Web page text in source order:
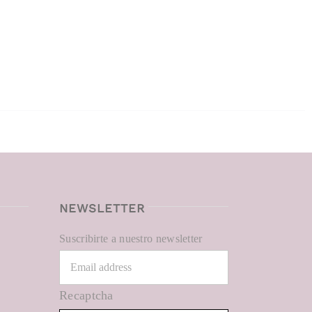
NEWSLETTER
Suscribirte a nuestro newsletter
Recaptcha